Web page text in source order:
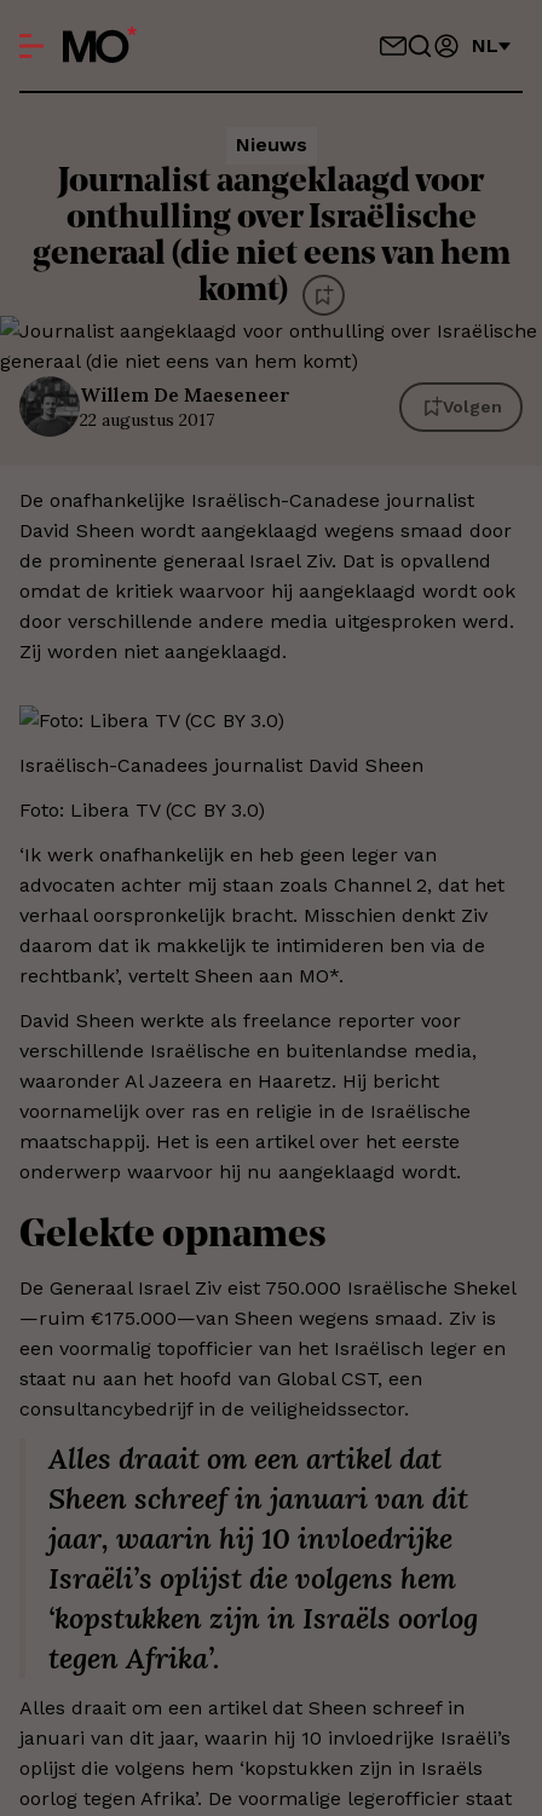
NL
Nieuws
Journalist aangeklaagd voor
onthulling over Israëlische
generaal (die niet eens van hem
komt)
Willem De Maeseneer
22 augustus 2017
Volgen
De onafhankelijke Israëlisch-Canadese journalist
David Sheen wordt aangeklaagd wegens smaad door
de prominente generaal Israel Ziv. Dat is opvallend
omdat de kritiek waarvoor hij aangeklaagd wordt ook
door verschillende andere media uitgesproken werd.
Zij worden niet aangeklaagd.
Israëlisch-Canadees journalist David Sheen
Foto: Libera TV (CC BY 3.0)​
‘Ik werk onafhankelijk en heb geen leger van
advocaten achter mij staan zoals Channel 2, dat het
verhaal oorspronkelijk bracht. Misschien denkt Ziv
daarom dat ik makkelijk te intimideren ben via de
rechtbank’, vertelt Sheen aan MO*.
David Sheen werkte als freelance reporter voor
verschillende Israëlische en buitenlandse media,
waaronder Al Jazeera en Haaretz. Hij bericht
voornamelijk over ras en religie in de Israëlische
maatschappij. Het is een artikel over het eerste
onderwerp waarvoor hij nu aangeklaagd wordt.
Gelekte opnames
De Generaal Israel Ziv eist 750.000 Israëlische Shekel
—ruim €175.000—van Sheen wegens smaad. Ziv is
een voormalig topofficier van het Israëlisch leger en
staat nu aan het hoofd van Global CST, een
consultancybedrijf in de veiligheidssector.
Alles draait om een artikel dat
Sheen schreef in januari van dit
jaar, waarin hij 10 invloedrijke
Israëli’s oplijst die volgens hem
‘kopstukken zijn in Israëls oorlog
tegen Afrika’.
Alles draait om een artikel dat Sheen schreef in
januari van dit jaar, waarin hij 10 invloedrijke Israëli’s
oplijst die volgens hem ‘kopstukken zijn in Israëls
oorlog tegen Afrika’. De voormalige legerofficier staat